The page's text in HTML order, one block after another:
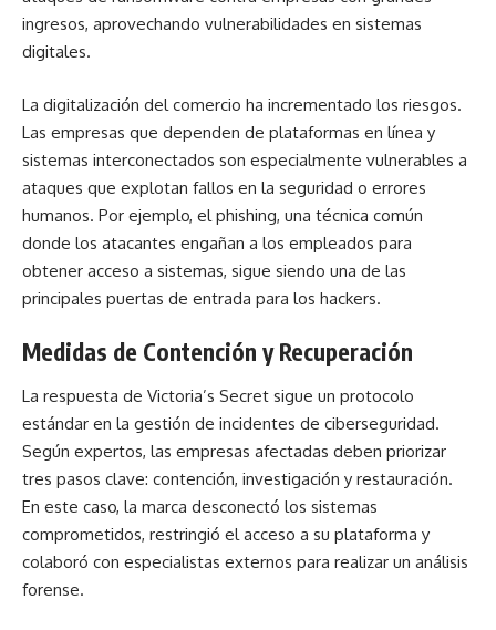
ingresos, aprovechando vulnerabilidades en sistemas
digitales.
La digitalización del comercio ha incrementado los riesgos.
Las empresas que dependen de plataformas en línea y
sistemas interconectados son especialmente vulnerables a
ataques que explotan fallos en la seguridad o errores
humanos. Por ejemplo, el phishing, una técnica común
donde los atacantes engañan a los empleados para
obtener acceso a sistemas, sigue siendo una de las
principales puertas de entrada para los hackers.
Medidas de Contención y Recuperación
La respuesta de Victoria’s Secret sigue un protocolo
estándar en la gestión de incidentes de ciberseguridad.
Según expertos, las empresas afectadas deben priorizar
tres pasos clave: contención, investigación y restauración.
En este caso, la marca desconectó los sistemas
comprometidos, restringió el acceso a su plataforma y
colaboró con especialistas externos para realizar un análisis
forense.